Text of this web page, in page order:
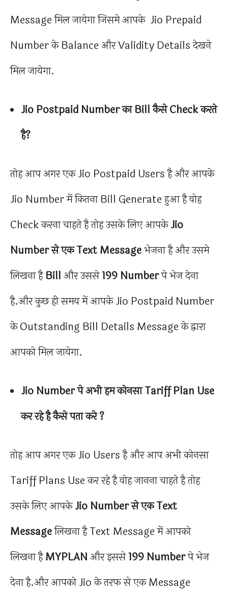
Message मिल जायेगा जिसमे आपके Jio Prepaid
Number के Balance और Validity Details देखने
मिल जायेगा.
Jio Postpaid Number का Bill कैसे Check करते
है?
तोह आप अगर एक Jio Postpaid Users है और आपके
Jio Number में कितना Bill Generate हुआ है वोह
Check करना चाहते है तोह उसके लिए आपकेJio
Number से एक Text Messageभेजना है और उसमे
लिखना हैBillऔर उससे199Numberपे भेज देना
है.और कुछ ही समय में आपके Jio Postpaid Number
के Outstanding Bill Details Message के द्वारा
आपको मिल जायेगा.
Jio Number पे अभी हम कोनसा Tariff Plan Use
कर रहे है कैसे पता करे ?
तोह आप अगर एक Jio Users है और आप अभी कोनसा
Tariff Plans Use कर रहे है वोह जानना चाहते है तोह
उसके लिए आपकेJio Number से एक Text
Messageलिखना है Text Message में आपको
लिखना हैMYPLANऔर इससे199 Numberपे भेज
देना है.और आपको Jio के तरफ से एक Message